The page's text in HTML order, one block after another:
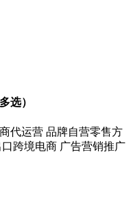
选）
代运营 品牌自营零售方
跨境电商 广告营销推广